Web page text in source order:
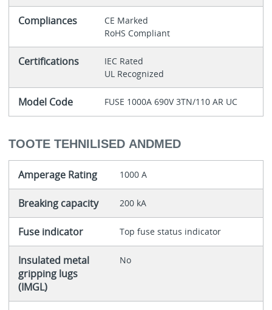
Compliances
CE Marked
RoHS Compliant
Certifications
IEC Rated
UL Recognized
Model Code FUSE 1000A 690V 3TN/110 AR UC
TOOTE TEHNILISED ANDMED
Amperage Rating 1000 A
Breaking capacity 200 kA
Fuse indicator Top fuse status indicator
Insulated metal
gripping lugs
(IMGL)
No